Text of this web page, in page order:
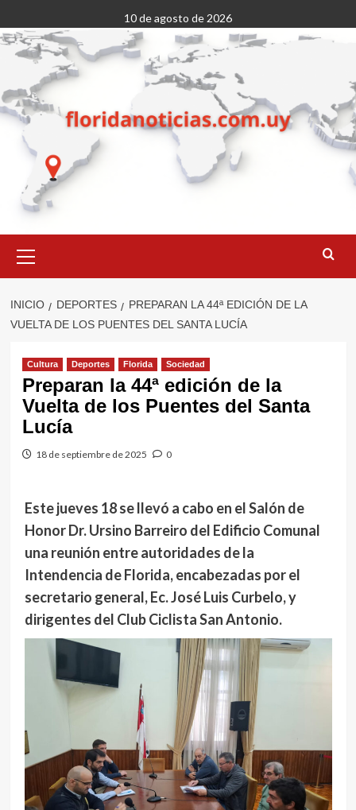
al
contenido
10 de agosto de 2026
primario
INICIO DEPORTES
PREPARAN LA 44ª EDICIÓN DE LA
VUELTA DE LOS PUENTES DEL SANTA LUCÍA
Cultura Deportes Florida Sociedad
Preparan la 44ª edición de la
Vuelta de los Puentes del Santa
Lucía
18 de septiembre de 2025 0
Este jueves 18 se llevó a cabo en el Salón de
Honor Dr. Ursino Barreiro del Edificio Comunal
una reunión entre autoridades de la
Intendencia de Florida, encabezadas por el
secretario general, Ec. José Luis Curbelo, y
dirigentes del Club Ciclista San Antonio.